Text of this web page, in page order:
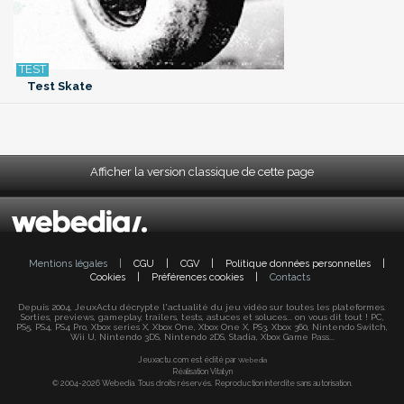
Test Skate
Afficher la version classique de cette page
Mentions légales CGU CGV Politique données personnelles
Cookies
Préférences cookies Contacts
Depuis 2004, JeuxActu décrypte l'actualité du jeu vidéo sur toutes les plateformes.
Sorties, previews, gameplay, trailers, tests, astuces et soluces... on vous dit tout ! PC,
PS5, PS4, PS4 Pro, Xbox series X, Xbox One, Xbox One X, PS3, Xbox 360, Nintendo Switch,
Wii U, Nintendo 3DS, Nintendo 2DS, Stadia, Xbox Game Pass...
Jeuxactu.com est édité par Webedia
Réalisation Vitalyn
© 2004-2026 Webedia. Tous droits réservés. Reproduction interdite sans autorisation.